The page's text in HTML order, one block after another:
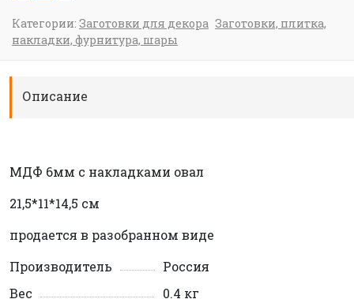
Категории: Заготовки для декора Заготовки, плитка,
накладки, фурнитура, шары
Описание
МДФ 6мм с накладками овал
21,5*11*14,5 см
продается в разобранном виде
Производитель
Россия
Вес
0.4 кг